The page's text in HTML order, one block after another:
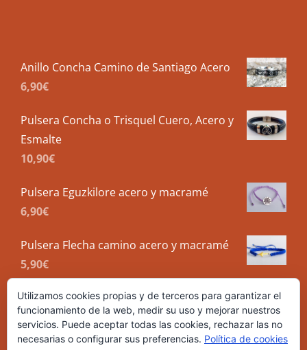
Anillo Concha Camino de Santiago Acero
6,90€
Pulsera Concha o Trisquel Cuero, Acero y
Esmalte
10,90€
Pulsera Eguzkilore acero y macramé
6,90€
Pulsera Flecha camino acero y macramé
5,90€
Utilizamos cookies propias y de terceros para garantizar el
funcionamiento de la web, medir su uso y mejorar nuestros
servicios. Puede aceptar todas las cookies, rechazar las no
necesarias o configurar sus preferencias. Política de cookies